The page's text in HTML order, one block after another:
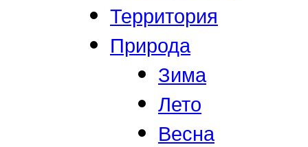
Территория
Природа
Зима
Лето
Весна